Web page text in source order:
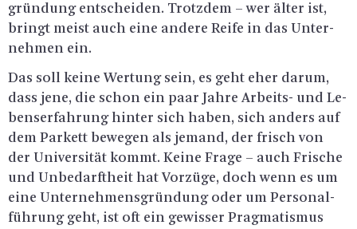
grün­dung ent­schei­den. Trotz­dem – wer älter ist,
bringt meist auch eine an­de­re Reife in das Un­ter­
neh­men ein.
Das soll keine Wer­tung sein, es geht eher darum,
dass jene, die schon ein paar Jahre Ar­beits- und Le­
bens­er­fah­rung hin­ter sich haben, sich an­ders auf
dem Par­kett be­we­gen als je­mand, der frisch von
der Uni­ver­si­tät kommt. Keine Frage – auch Fri­sche
und Un­be­darft­heit hat Vor­zü­ge, doch wenn es um
eine Un­ter­neh­mens­grün­dung oder um Per­so­nal­
füh­rung geht, ist oft ein ge­wis­ser Prag­ma­tis­mus